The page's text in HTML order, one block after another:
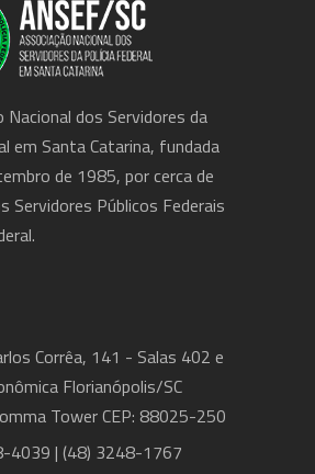
Nacional dos Servidores da
em Santa Catarina, fundada
de 1985, por cerca de
Servidores Públicos Federais
Corrêa, 141 - Salas 402 e
Florianópolis/SC
Tower CEP: 88025-250
4039 | (48) 3248-1767